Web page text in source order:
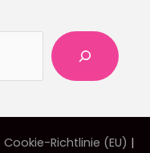
Cookie-Richtlinie (EU) |